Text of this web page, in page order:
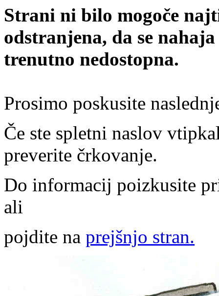
Strani ni bilo mogoče
odstranjena, da se
trenutno nedostopna.
Prosimo poskusite
Če ste spletni naslov
preverite črkovanje.
Do informacij poizkusite
ali
pojdite na prejšnjo stran.